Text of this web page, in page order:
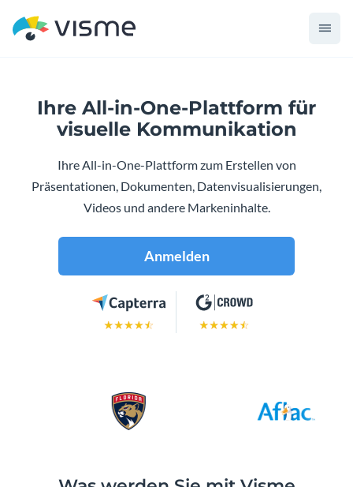
Ihre All-in-One-Plattform für
visuelle Kommunikation
Ihre All-in-One-Plattform zum Erstellen von
Präsentationen, Dokumenten, Datenvisualisierungen,
Videos und andere Markeninhalte.
Anmelden